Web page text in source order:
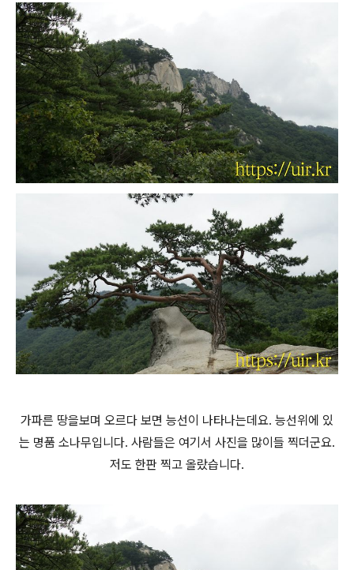
가파른 땅을보며 오르다 보면 능선이 나타나는데요. 능선위에 있
는 명품 소나무입니다. 사람들은 여기서 사진을 많이들 찍더군요.
저도 한판 찍고 올랐습니다.